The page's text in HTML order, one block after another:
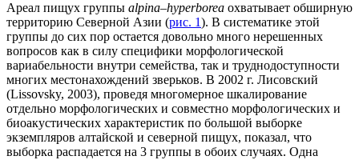
Ареал пищух группы alpina–hyperborea охватывает обширную
территорию Северной Азии (рис. 1). В систематике этой
группы до сих пор остается довольно много нерешенных
вопросов как в силу специфики морфологической
вариабельности внутри семейства, так и труднодоступности
многих местонахождений зверьков. В 2002 г. Лисовский
(Lissovsky, 2003), проведя многомерное шкалирование
отдельно морфологических и совместно морфологических и
биоакустических характеристик по большой выборке
экземпляров алтайской и северной пищух, показал, что
выборка распадается на 3 группы в обоих случаях. Одна